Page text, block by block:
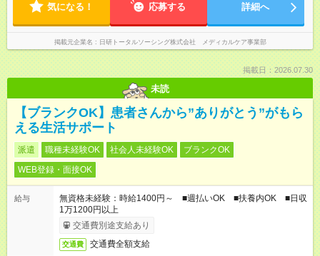
気になる！ 応募する 詳細へ
掲載元企業名 日研トータルソーシング株式会社 メディカルケア事業部
掲載日：2026.07.30
未読
【ブランクOK】患者さんから”ありがとう”がもら
える生活サポート
派遣 職種未経験OK 社会人未経験OK
ブランクOK
WEB登録・面接OK
給与
無資格未経験：時給1400円～ ■週払いOK ■扶養内OK ■日収
1万1200円以上
交通費別途支給あり
交通費 交通費全額支給